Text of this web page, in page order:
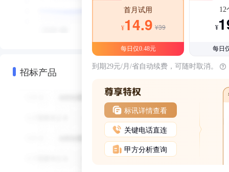
招标产品
首月试用
¥14.9 ¥39
每日仅0.48元
12
¥
每日
到期29元/月/省自动续费，可随时取消。
标讯详情查看
关键电话直连
甲方分析查询